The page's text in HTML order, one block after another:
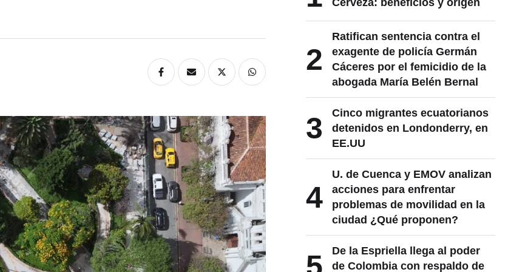
Cerveza: beneficios y origen
2
Ratifican sentencia contra el
exagente de policía Germán
Cáceres por el femicidio de la
abogada María Belén Bernal
3
Cinco migrantes ecuatorianos
detenidos en Londonderry, en
EE.UU
4
U. de Cuenca y EMOV analizan
acciones para enfrentar
problemas de movilidad en la
ciudad ¿Qué proponen?
De la Espriella llega al poder
de Colombia con respaldo de